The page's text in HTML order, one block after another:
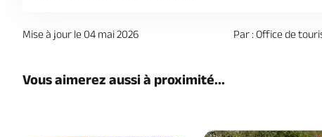
Mise à jour le 04 mai 2026 Par : Office de
Vous aimerez aussi à proximité...